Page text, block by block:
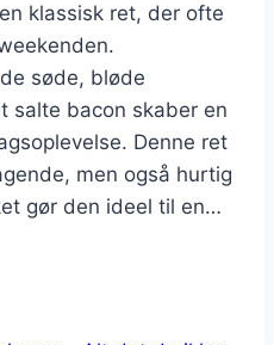
klassisk ret, der ofte
søde, bløde
salte bacon skaber en
Denne ret
men også hurtig
gør den ideel til en…